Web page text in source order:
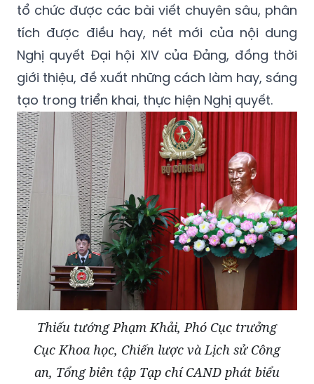
tổ chức được các bài viết chuyên sâu, phân
tích được điều hay, nét mới của nội dung
Nghị quyết Đại hội XIV của Đảng, đồng thời
giới thiệu, đề xuất những cách làm hay, sáng
tạo trong triển khai, thực hiện Nghị quyết.
Thiếu tướng Phạm Khải, Phó Cục trưởng
Cục Khoa học, Chiến lược và Lịch sử Công
an, Tổng biên tập Tạp chí CAND phát biểu